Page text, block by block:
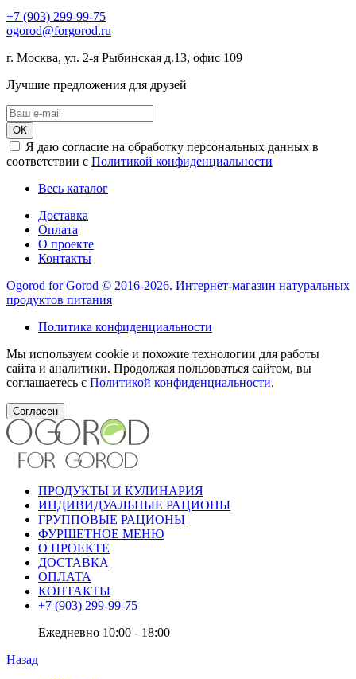
+7 (903) 299-99-75
ogorod@forgorod.ru
г. Москва, ул. 2-я Рыбинская д.13, офис 109
Лучшие предложения для друзей
ОК
Я даю согласие на обработку персональных данных в
соответствии с Политикой конфиденциальности
Весь каталог
Доставка
Оплата
О проекте
Контакты
Ogorod for Gorod © 2016-2026. Интернет-магазин натуральных
продуктов питания
Политика конфиденциальности
Мы используем cookie и похожие технологии для работы
сайта и аналитики. Продолжая пользоваться сайтом, вы
соглашаетесь с Политикой конфиденциальности.
Согласен
ПРОДУКТЫ И КУЛИНАРИЯ
ИНДИВИДУАЛЬНЫЕ РАЦИОНЫ
ГРУППОВЫЕ РАЦИОНЫ
ФУРШЕТНОЕ МЕНЮ
О ПРОЕКТЕ
ДОСТАВКА
ОПЛАТА
КОНТАКТЫ
+7 (903) 299-99-75
Ежедневно 10:00 - 18:00
Назад